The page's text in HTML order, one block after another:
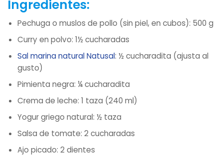
Ingredientes:
Pechuga o muslos de pollo (sin piel, en cubos): 500 g
Curry en polvo: 1½ cucharadas
Sal marina natural Natusal: ½ cucharadita (ajusta al
gusto)
Pimienta negra: ¼ cucharadita
Crema de leche: 1 taza (240 ml)
Yogur griego natural: ½ taza
Salsa de tomate: 2 cucharadas
Ajo picado: 2 dientes